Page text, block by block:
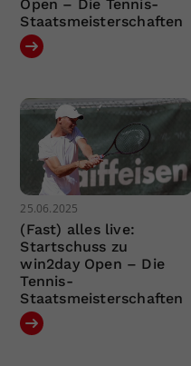
Open – Die Tennis-
Staatsmeisterschaften
25.06.2025
(Fast) alles live:
Startschuss zu
win2day Open – Die
Tennis-
Staatsmeisterschaften